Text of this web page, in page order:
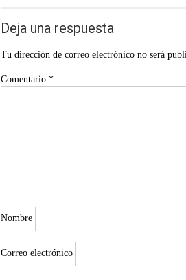
Deja una respuesta
Tu dirección de correo electrónico no será
Comentario *
Nombre
Correo electrónico